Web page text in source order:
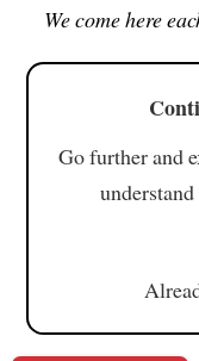
We come here
Go further and